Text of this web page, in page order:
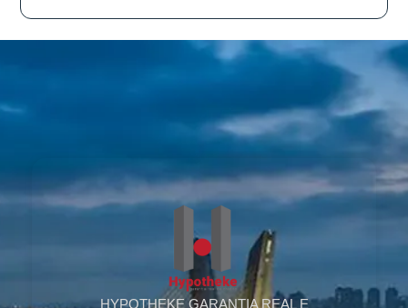
HYPOTHEKE GARANTIA REAL E